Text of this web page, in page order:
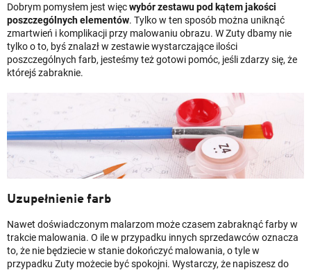
Dobrym pomysłem jest więcwybór zestawu pod kątem jakości
poszczególnych elementów. Tylko w ten sposób można uniknąć
zmartwień i komplikacji przy malowaniu obrazu. W Zuty dbamy nie
tylko o to, byś znalazł w zestawie wystarczające ilości
poszczególnych farb, jesteśmy też gotowi pomóc, jeśli zdarzy się, że
którejś zabraknie.
Uzupełnienie farb
Nawet doświadczonym malarzom może czasem zabraknąć farby w
trakcie malowania. O ile w przypadku innych sprzedawców oznacza
to, że nie będziecie w stanie dokończyć malowania, o tyle w
przypadku Zuty możecie być spokojni. Wystarczy, że napiszesz do